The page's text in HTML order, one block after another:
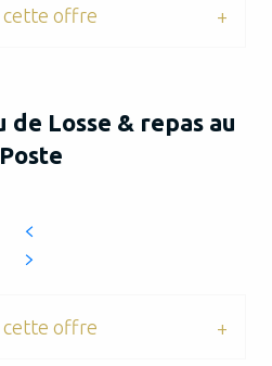
cette offre
Losse & repas au
cette offre